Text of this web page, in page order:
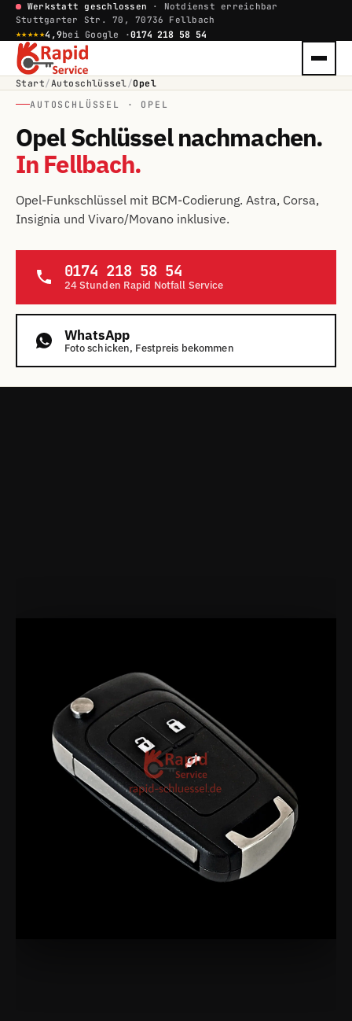
Werkstatt geschlossen · Notdienst erreichbar
Stuttgarter Str. 70, 70736 Fellbach
★★★★★4,9bei Google ·0174 218 58 54
Start/Autoschlüssel/Opel
AUTOSCHLÜSSEL · OPEL
Opel Schlüssel nachmachen.
In Fellbach.
Opel-Funkschlüssel mit BCM-Codierung. Astra, Corsa,
Insignia und Vivaro/Movano inklusive.
0174 218 58 54
24 Stunden Rapid Notfall Service
WhatsApp
Foto schicken, Festpreis bekommen